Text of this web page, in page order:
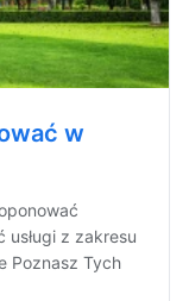
w
z zakresu
Poznasz Tych